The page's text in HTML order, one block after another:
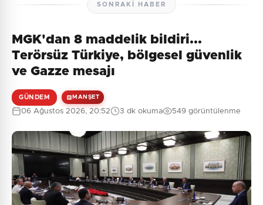
SONRAKI HABER
MGK'dan 8 maddelik bildiri...
Terörsüz Türkiye, bölgesel güvenlik
ve Gazze mesajı
GÜNDEM MANŞET
06 Ağustos 2026, 20:52 3 dk okuma 549 görüntülenme